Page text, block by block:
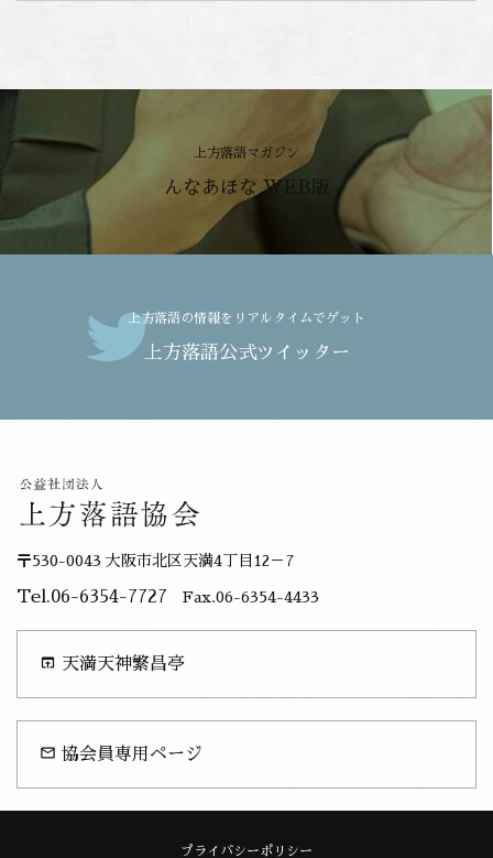
上方落語マガジン
んなあほな WEB版
上方落語の情報をリアルタイムでゲット
上方落語公式ツイッター
〒530-0043 大阪市北区天満4丁目12－7
Tel.06-6354-7727 Fax.06-6354-4433
open_in_browser 天満天神繁昌亭
mail_outline 協会員専用ページ
プライバシーポリシー